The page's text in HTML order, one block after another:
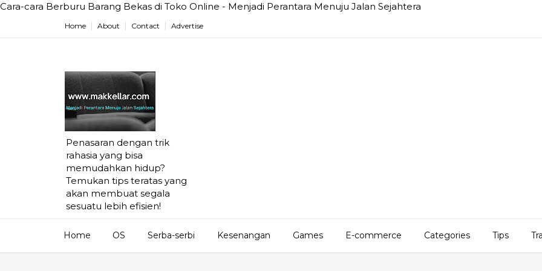
Cara-cara Berburu Barang Bekas di Toko Online - Menjadi Perantara Menuju Jalan Sejahtera
Home About Contact Advertise
Penasaran dengan trik
rahasia yang bisa
memudahkan hidup?
Temukan tips teratas yang
akan membuat segala
sesuatu lebih efisien!
Home OS Serba-serbi Kesenangan Games E-commerce Categories Tips